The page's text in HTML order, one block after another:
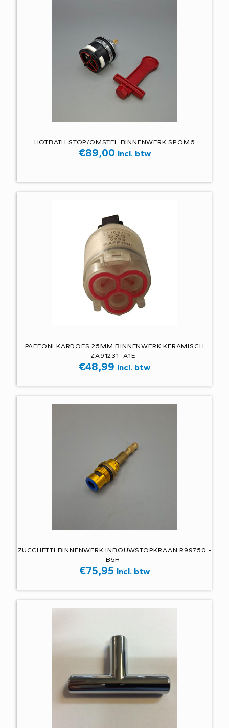
HOTBATH STOP/OMSTEL BINNENWERK SPOM6
€89,00 Incl. btw
PAFFONI KARDOES 25MM BINNENWERK KERAMISCH
ZA91231 -A1E-
€48,99 Incl. btw
ZUCCHETTI BINNENWERK INBOUWSTOPKRAAN R99750 -
B5H-
€75,95 Incl. btw